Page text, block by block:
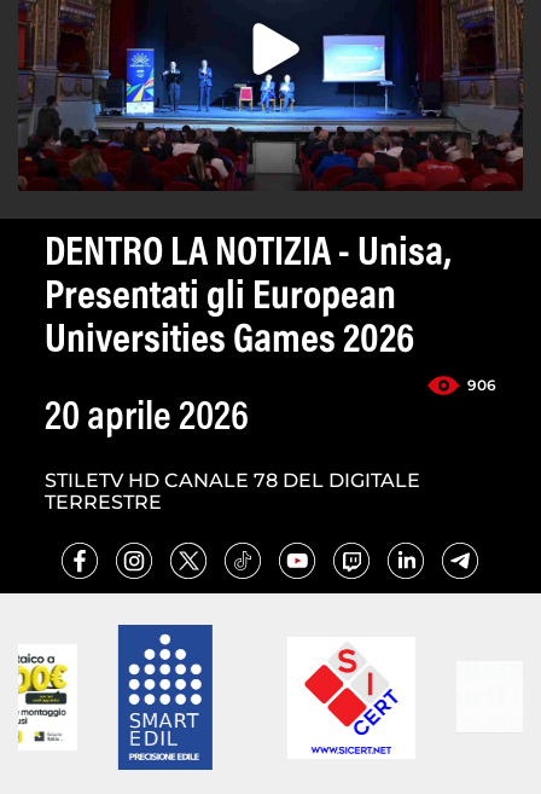
DENTRO LA NOTIZIA - Unisa,
Presentati gli European
Universities Games 2026
906
20 aprile 2026
STILETV HD CANALE 78 DEL DIGITALE
TERRESTRE